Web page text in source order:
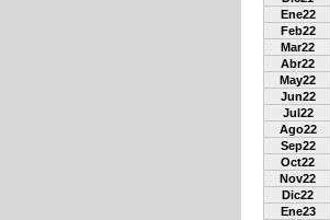
Ene22
Feb22
Mar22
Abr22
May22
Jun22
Jul22
Ago22
Sep22
Oct22
Nov22
Dic22
Ene23